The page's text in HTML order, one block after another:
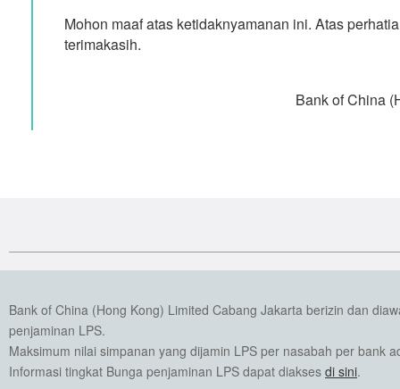
Mohon maaf atas ketidaknyamanan ini. Atas
terimakasih.
Bank of China
Bank of China (Hong Kong) Limited Cabang Jakarta berizin dan
penjaminan LPS.
Maksimum nilai simpanan yang dijamin LPS per nasabah per bank
Informasi tingkat Bunga penjaminan LPS dapat diakses di sini.